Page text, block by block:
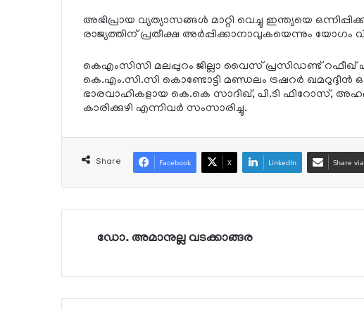
അഭിപ്രായ വ്യത്യാസങ്ങള്‍ മാറ്റി വെച്ചു ഇന്ത്യയെ
രാജ്യത്തിന് പ്രതീക്ഷ അര്‍പ്പിക്കാനാവുകയെന്നും യോഗം
കെഎംസിസി മലപ്പുറം ജില്ലാ വൈസ് പ്രസിഡണ്ട് റഫീഖ്
കെ.എം.സി.സി കൊണ്ടോട്ടി മണ്ഡലം ട്രഷറര്‍ ഖമറുദ്ദീന്‍
ഭാരവാഹികളായ കെ.കെ സാദിഖ്, പി.ടി ഫിറോസ്,
കാരിക്കുഴി എന്നിവര്‍ സംസാരിച്ചു.
Share Facebook X LinkedIn Share
ഡോ. അമാനുല്ല വടക്കാങ്ങര